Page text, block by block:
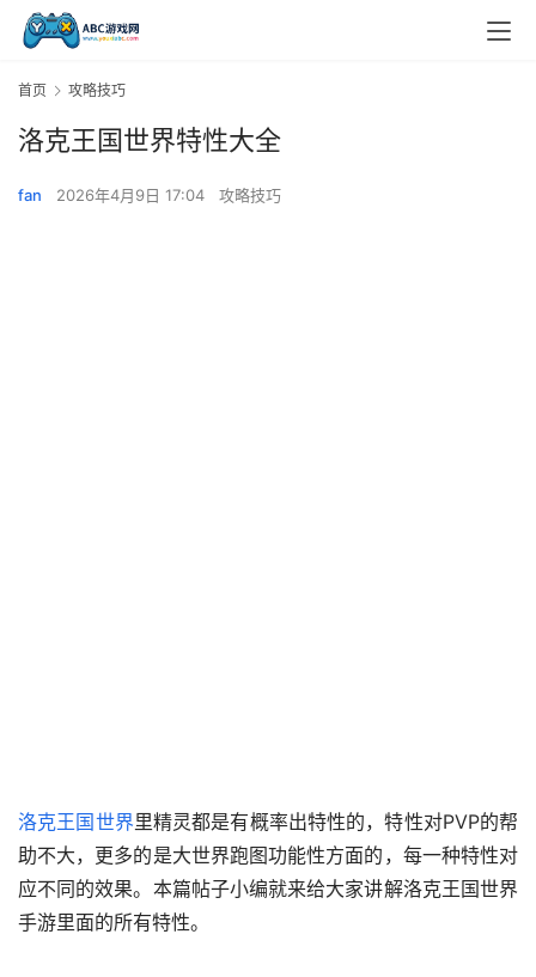
首页 攻略技巧
洛克王国世界特性大全
fan 2026年4月9日 17:04 攻略技巧
洛克王国世界里精灵都是有概率出特性的，特性对PVP的帮
助不大，更多的是大世界跑图功能性方面的，每一种特性对
应不同的效果。本篇帖子小编就来给大家讲解洛克王国世界
手游里面的所有特性。